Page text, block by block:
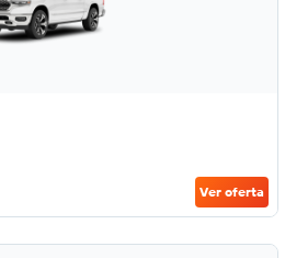
Ver oferta